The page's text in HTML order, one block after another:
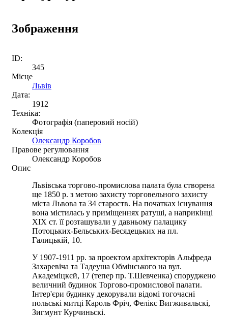
Зображення
ID:
345
Місце
Львів
Дата:
1912
Техніка:
Фотографія (паперовий носій)
Колекція
Олександр Коробов
Правове регулювання
Олександр Коробов
Опис
Львівська торгово-промислова палата була створена
ще 1850 р. з метою захисту торговельного захисту
міста Львова та 34 староств. На початках існування
вона містилась у приміщеннях ратуші, а наприкінці
ХІХ ст. її розташували у давньому палацику
Потоцьких-Бельських-Бесядецьких на пл.
Галицькій, 10.
У 1907-1911 рр. за проектом архітекторів Альфреда
Захаревіча та Тадеуша Обмінського на вул.
Академіцкєй, 17 (тепер пр. Т.Шевченка) споруджено
величний будинок Торгово-промислової палати.
Інтер'єри будинку декорували відомі тогочасні
польські митці Кароль Фріч, Фелікс Вигживальскі,
Зигмунт Курчиньскі.